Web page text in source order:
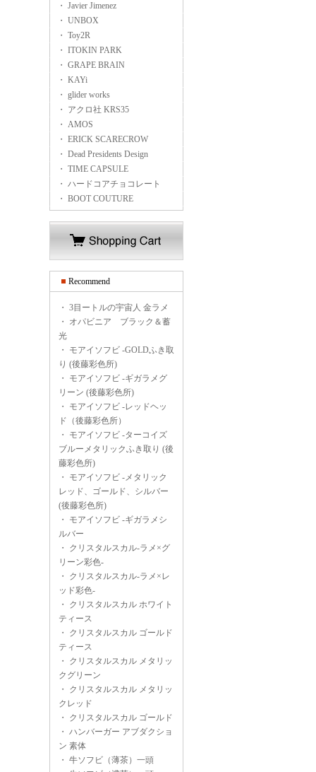
・ Javier Jimenez
・ UNBOX
・ Toy2R
・ ITOKIN PARK
・ GRAPE BRAIN
・ KAYi
・ glider works
・ アクロ社 KRS35
・ AMOS
・ ERICK SCARECROW
・ Dead Presidents Design
・ TIME CAPSULE
・ ハードコアチョコレート
・ BOOT COUTURE
Recommend
・ 3目ートルの宇宙人 金ラメ
・ オパビニア ブラック＆蓄
光
・ モアイソフビ -GOLDふき取
り (後藤彩色所)
・ モアイソフビ -ギガラメグ
リーン (後藤彩色所)
・ モアイソフビ -レッドヘッ
ド（後藤彩色所）
・ モアイソフビ -ターコイズ
ブルーメタリックふき取り (後
藤彩色所)
・ モアイソフビ -メタリック
レッド、ゴールド、シルバー
(後藤彩色所)
・ モアイソフビ -ギガラメシ
ルバー
・ クリスタルスカル-ラメ×グ
リーン彩色-
・ クリスタルスカル-ラメ×レ
ッド彩色-
・ クリスタルスカル ホワイト
ティース
・ クリスタルスカル ゴールド
ティース
・ クリスタルスカル メタリッ
クグリーン
・ クリスタルスカル メタリッ
クレッド
・ クリスタルスカル ゴールド
・ ハンバーガー アブダクショ
ン 素体
・ 牛ソフビ（薄茶）一頭